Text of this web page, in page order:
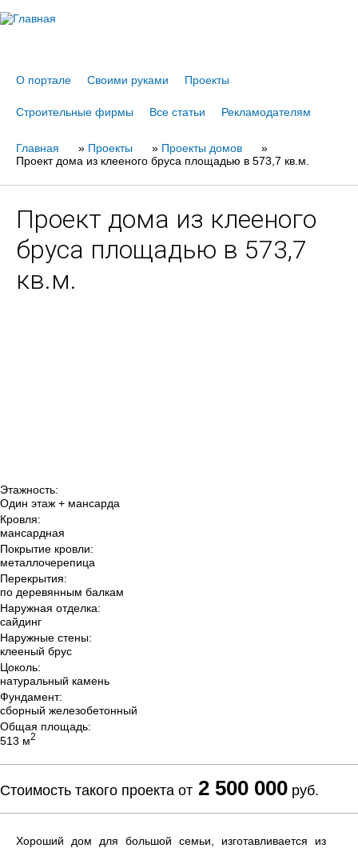
О портале Своими руками Проекты
Строительные фирмы Все статьи Рекламодателям
Вы
Главная » Проекты » Проекты домов
»
Проект дома из клееного бруса площадью в 573,7 кв.м.
Проект дома из клееного
бруса площадью в 573,7
кв.м.
Этажность:
Один этаж + мансарда
Кровля:
мансардная
Покрытие кровли:
металлочерепица
Перекрытия:
по деревянным балкам
Наружная отделка:
сайдинг
Наружные стены:
клееный брус
Цоколь:
натуральный камень
Фундамент:
сборный железобетонный
Общая площадь:
513 м2
Стоимость такого проекта от 2 500 000 руб.
Хороший дом для большой семьи, изготавливается из